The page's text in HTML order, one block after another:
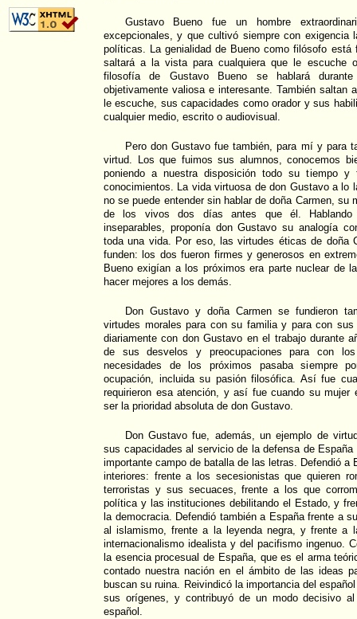
Gustavo Bueno fue un hombre
excepcionales, y que cultivó siempre con exigencia
políticas. La genialidad de Bueno como filósofo está
saltará a la vista para cualquiera que le escuche
filosofía de Gustavo Bueno se hablará
objetivamente valiosa e interesante. También saltan
le escuche, sus capacidades como orador y sus
cualquier medio, escrito o audiovisual.
Pero don Gustavo fue también, para mí y para
virtud. Los que fuimos sus alumnos, conocemos
poniendo a nuestra disposición todo su tiempo
conocimientos. La vida virtuosa de don Gustavo a lo
no se puede entender sin hablar de doña Carmen, su
de los vivos dos días antes que él. Hablando
inseparables, proponía don Gustavo su analogía
toda una vida. Por eso, las virtudes éticas de doña
funden: los dos fueron firmes y generosos en
Bueno exigían a los próximos era parte nuclear de
hacer mejores a los demás.
Don Gustavo y doña Carmen se fundieron
virtudes morales para con su familia y para con
diariamente con don Gustavo en el trabajo durante
de sus desvelos y preocupaciones para con
necesidades de los próximos pasaba siempre
ocupación, incluida su pasión filosófica. Así fue
requirieron esa atención, y así fue cuando su mujer
ser la prioridad absoluta de don Gustavo.
Don Gustavo fue, además, un ejemplo de
sus capacidades al servicio de la defensa de
importante campo de batalla de las letras. Defendió a
interiores: frente a los secesionistas que quieren
terroristas y sus secuaces, frente a los que
política y las instituciones debilitando el Estado, y
la democracia. Defendió también a España frente a
al islamismo, frente a la leyenda negra, y frente a
internacionalismo idealista y del pacifismo ingenuo.
la esencia procesual de España, que es el arma
contado nuestra nación en el ámbito de las ideas
buscan su ruina. Reivindicó la importancia del
sus orígenes, y contribuyó de un modo decisivo
español.